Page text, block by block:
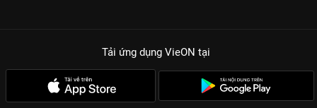
Tải ứng dụng VieON tại